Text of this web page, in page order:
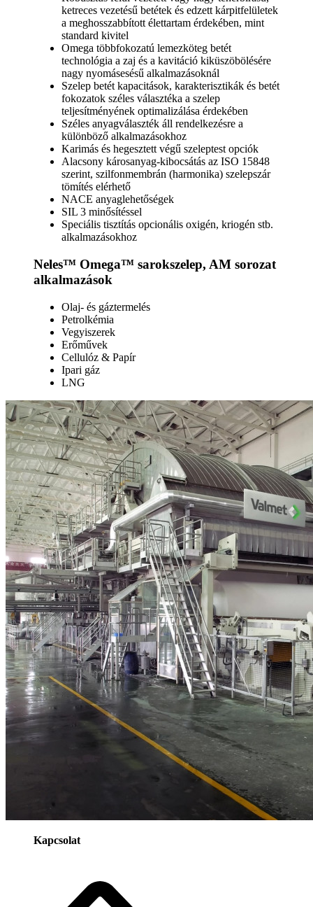
ketreces vezetésű betétek és edzett kárpitfelületek
a meghosszabbított élettartam érdekében, mint
standard kivitel
Omega többfokozatú lemezköteg betét
technológia a zaj és a kavitáció kiküszöbölésére
nagy nyomásesésű alkalmazásoknál
Szelep betét kapacitások, karakterisztikák és betét
fokozatok széles választéka a szelep
teljesítményének optimalizálása érdekében
Széles anyagválaszték áll rendelkezésre a
különböző alkalmazásokhoz
Karimás és hegesztett végű szeleptest opciók
Alacsony károsanyag-kibocsátás az ISO 15848
szerint, szilfonmembrán (harmonika) szelepszár
tömítés elérhető
NACE anyaglehetőségek
SIL 3 minősítéssel
Speciális tisztítás opcionális oxigén, kriogén stb.
alkalmazásokhoz
Neles™ Omega™ sarokszelep, AM sorozat
alkalmazások
Olaj- és gáztermelés
Petrolkémia
Vegyiszerek
Erőművek
Cellulóz & Papír
Ipari gáz
LNG
Kapcsolat